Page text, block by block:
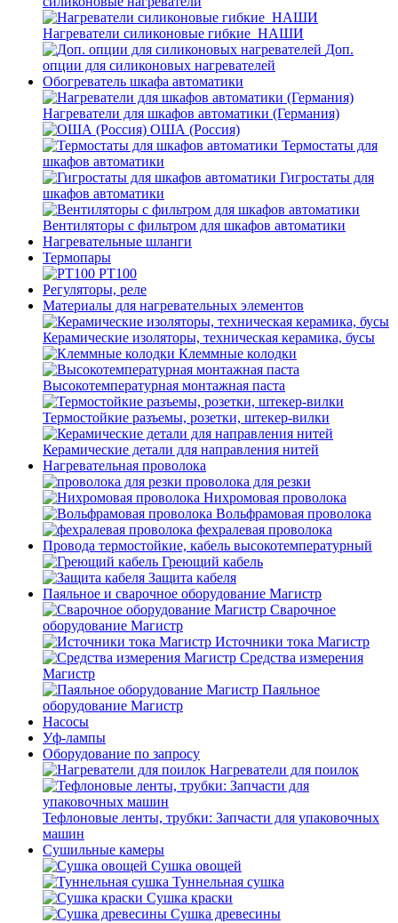
Нагреватели силиконовые гибкие_НАШИ
Доп.
опции для силиконовых нагревателей
Обогреватель шкафа автоматики
Нагреватели для шкафов автоматики (Германия)
ОША (Россия)
Термостаты для
шкафов автоматики
Гигростаты для
шкафов автоматики
Вентиляторы с фильтром для шкафов автоматики
Нагревательные шланги
Термопары
PT100
Регуляторы, реле
Материалы для нагревательных элементов
Керамические изоляторы, техническая керамика, бусы
Клеммные колодки
Высокотемпературная монтажная паста
Термостойкие разъемы, розетки, штекер-вилки
Керамические детали для направления нитей
Нагревательная проволока
проволока для резки
Нихромовая проволока
Вольфрамовая проволока
фехралевая проволока
Провода термостойкие, кабель высокотемпературный
Греющий кабель
Защита кабеля
Паяльное и сварочное оборудование Магистр
Сварочное
оборудование Магистр
Источники тока Магистр
Средства измерения
Магистр
Паяльное
оборудование Магистр
Насосы
Уф-лампы
Оборудование по запросу
Нагреватели для поилок
Тефлоновые ленты, трубки: Запчасти для упаковочных
машин
Сушильные камеры
Сушка овощей
Туннельная сушка
Сушка краски
Сушка древесины